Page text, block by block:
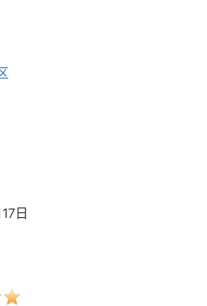
日